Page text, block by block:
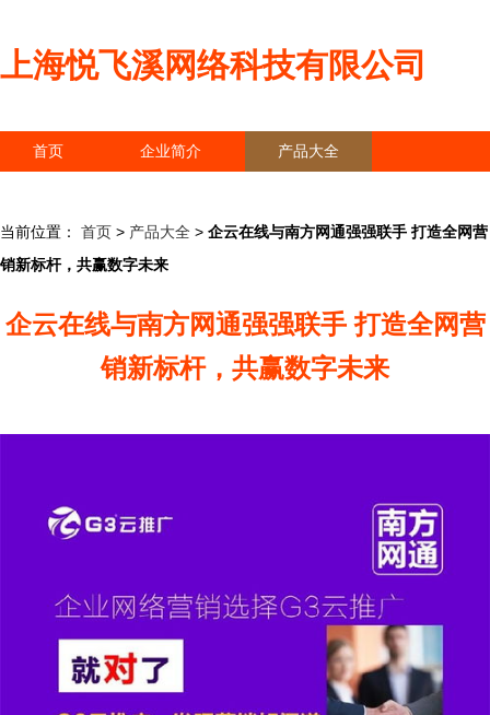
上海悦飞溪网络科技有限公司
首页 企业简介 产品大全
当前位置： 首页 > 产品大全 > 企云在线与南方网通强强联手 打造全网营
销新标杆，共赢数字未来
企云在线与南方网通强强联手 打造全网营
销新标杆，共赢数字未来